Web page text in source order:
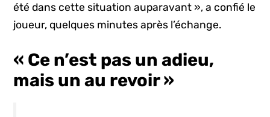
été dans cette situation auparavant », a confié le
joueur, quelques minutes après l’échange.
« Ce n’est pas un adieu,
mais un au revoir »